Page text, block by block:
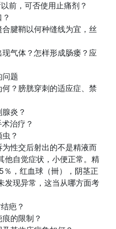
前，可否使用止痛剂？
腱鞘以何种缝线为宜，丝
气体？怎样形成肠瘘？应
问题
？膀胱穿刺的适应症、禁
炎？
治疗？
？
性交后射出的不是精液而
他自觉症状，小便正常。精
，红血球（卌），阴茎正
发现异常，这当从哪方面考
疤？
的限制？